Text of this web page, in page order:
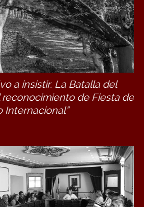
a insistir. La Batalla del
reconocimiento de Fiesta de
Internacional”